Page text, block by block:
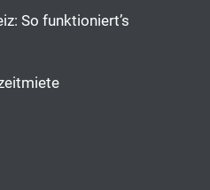
So funktioniert’s